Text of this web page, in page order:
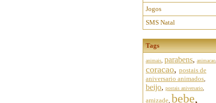
Jogos
SMS Natal
Tags
animais parabens, animacao
coracao, postais de
aniversario animados,
beijo, postais aniversario
amizade, bebe,